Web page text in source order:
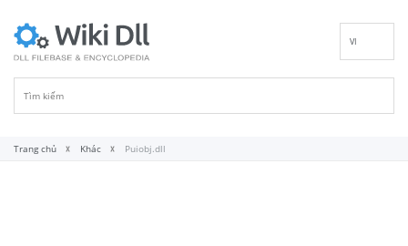
VI
Trang chủ Khác Puiobj.dll